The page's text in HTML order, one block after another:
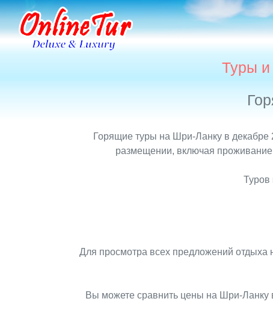
Туры и
Горящие туры на Шри-Ланку в декабре
размещении, включая
Туров
Для просмотра всех предложений
Вы можете сравнить цены на Шри-Ланку